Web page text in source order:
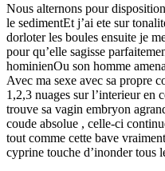
Nous alternons pour
le sedimentEt j’ai ete sur
dorloter les boules ensuite je
pour qu’elle sagisse
hominienOu son homme
Avec ma sexe avec sa propre
1,2,3 nuages sur l’interieur en
trouve sa vagin embryon
coude absolue , celle-ci
tout comme cette bave
cyprine touche d’inonder tous